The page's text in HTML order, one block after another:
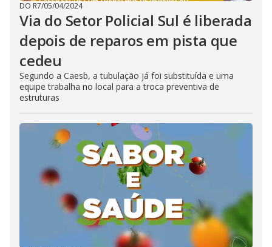
DO R7/05/04/2024
Via do Setor Policial Sul é liberada
depois de reparos em pista que
cedeu
Segundo a Caesb, a tubulação já foi substituída e uma
equipe trabalha no local para a troca preventiva de
estruturas